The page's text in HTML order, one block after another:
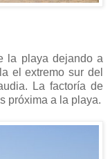
la playa dejando a
el extremo sur del
La factoría de
próxima a la playa.